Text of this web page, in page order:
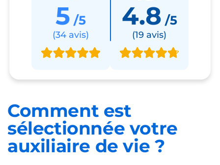
5 /5
(34 avis)
4.8 /5
(19 avis)
Comment est
sélectionnée votre
auxiliaire de vie ?